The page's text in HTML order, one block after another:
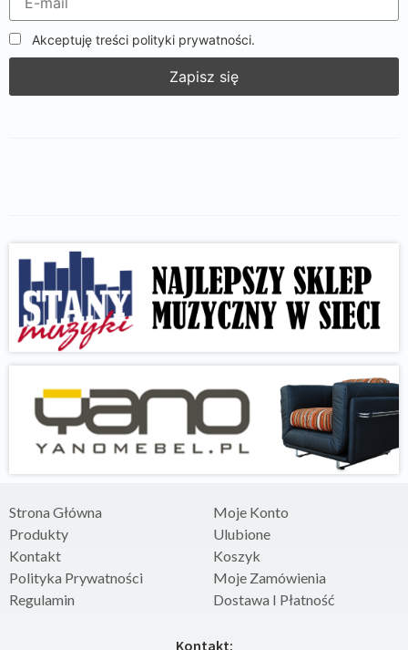
Akceptuję treści polityki prywatności.
Strona Główna
Produkty
Kontakt
Polityka Prywatności
Regulamin
Moje Konto
Ulubione
Koszyk
Moje Zamówienia
Dostawa I Płatność
Kontakt: